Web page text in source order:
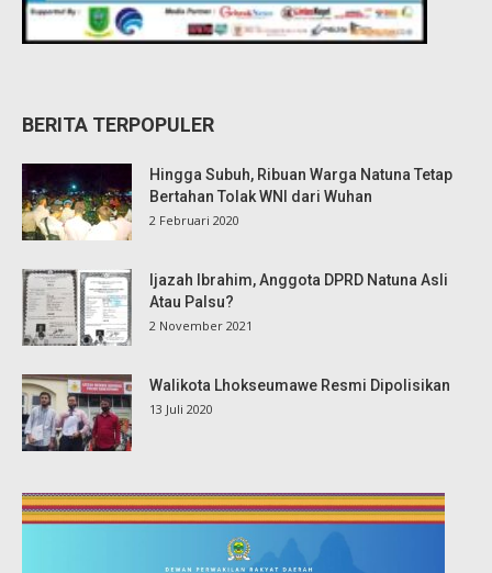
BERITA TERPOPULER
Hingga Subuh, Ribuan Warga Natuna Tetap
Bertahan Tolak WNI dari Wuhan
2 Februari 2020
Ijazah Ibrahim, Anggota DPRD Natuna Asli
Atau Palsu?
2 November 2021
Walikota Lhokseumawe Resmi Dipolisikan
13 Juli 2020